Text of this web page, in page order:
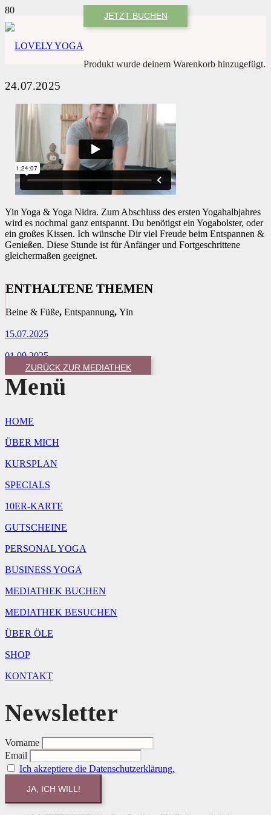
JETZT BUCHEN
Produkt wurde deinem Warenkorb hinzugefügt.
24.07.2025
Yin Yoga & Yoga Nidra. Zum Abschluss des ersten Yogahalbjahres
wird es nochmal ganz entspannt. Du benötigst ein Yogabolster, oder
ein großes Kissen. Ich wünsche Dir viel Freude beim Entspannen &
Genießen. Diese Stunde ist für Anfänger und Fortgeschrittene
gleichermaßen geeignet.
ENTHALTENE THEMEN
Beine & Füße, Entspannung, Yin
15.07.2025
01.09.2025
ZURÜCK ZUR MEDIATHEK
Menü
HOME
ÜBER MICH
KURSPLAN
SPECIALS
10ER-KARTE
GUTSCHEINE
PERSONAL YOGA
BUSINESS YOGA
MEDIATHEK BUCHEN
MEDIATHEK BESUCHEN
ÜBER ÖLE
SHOP
KONTAKT
Newsletter
Vorname
Email
Ich akzeptiere die Datenschutzerklärung.